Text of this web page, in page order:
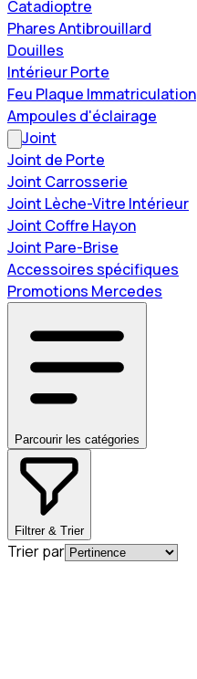
Catadioptre
Phares Antibrouillard
Douilles
Intérieur Porte
Feu Plaque Immatriculation
Ampoules d'éclairage
Joint
Joint de Porte
Joint Carrosserie
Joint Lèche-Vitre Intérieur
Joint Coffre Hayon
Joint Pare-Brise
Accessoires spécifiques
Promotions Mercedes
Parcourir les catégories
Filtrer & Trier
Trier par